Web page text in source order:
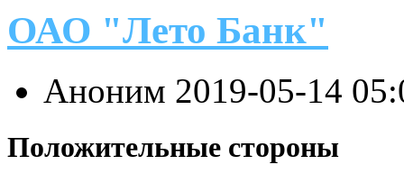
ОАО "Лето Банк"
Аноним 2019-05-14
Положительные стороны